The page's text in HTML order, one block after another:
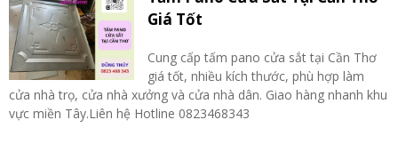
Giá Tốt
Cung cấp tấm pano cửa sắt tại Cần Thơ
giá tốt, nhiều kích thước, phù hợp làm
cửa nhà trọ, cửa nhà xưởng và cửa nhà dân. Giao hàng nhanh khu
vực miền Tây.Liên hệ Hotline 0823468343